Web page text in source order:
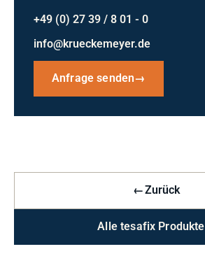
+49 (0) 27 39 / 8 01 - 0
info@krueckemeyer.de
Anfrage senden→
←Zurück
Alle tesafix Produkte